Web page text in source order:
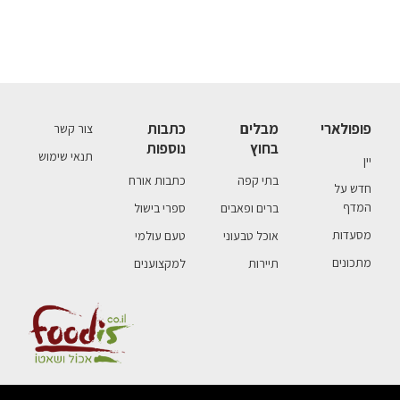
פופולארי
יין
חדש על
המדף
מסעדות
מתכונים
מבלים
בחוץ
בתי קפה
ברים ופאבים
אוכל טבעוני
תיירות
כתבות
נוספות
כתבות אורח
ספרי בישול
טעם עולמי
למקצוענים
צור קשר
תנאי שימוש